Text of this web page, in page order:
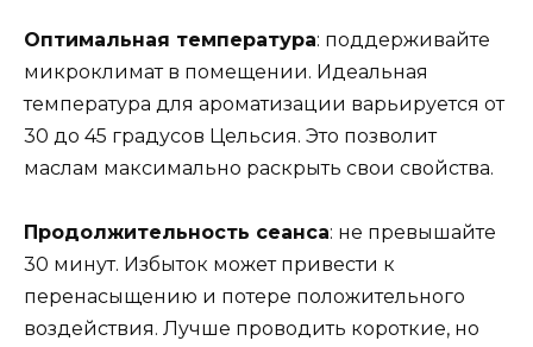
Оптимальная температура: поддерживайте
микроклимат в помещении. Идеальная
температура для ароматизации варьируется от
30 до 45 градусов Цельсия. Это позволит
маслам максимально раскрыть свои свойства.
Продолжительность сеанса: не превышайте
30 минут. Избыток может привести к
перенасыщению и потере положительного
воздействия. Лучше проводить короткие, но